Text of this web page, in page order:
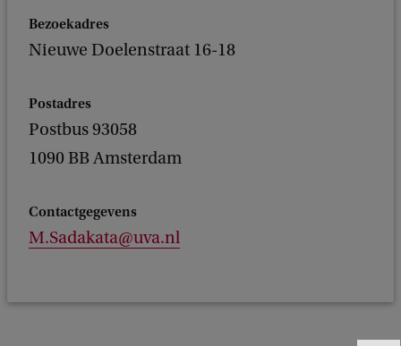
Bezoekadres
Nieuwe Doelenstraat 16-18
Postadres
Postbus 93058
1090 BB Amsterdam
Contactgegevens
M.Sadakata@uva.nl